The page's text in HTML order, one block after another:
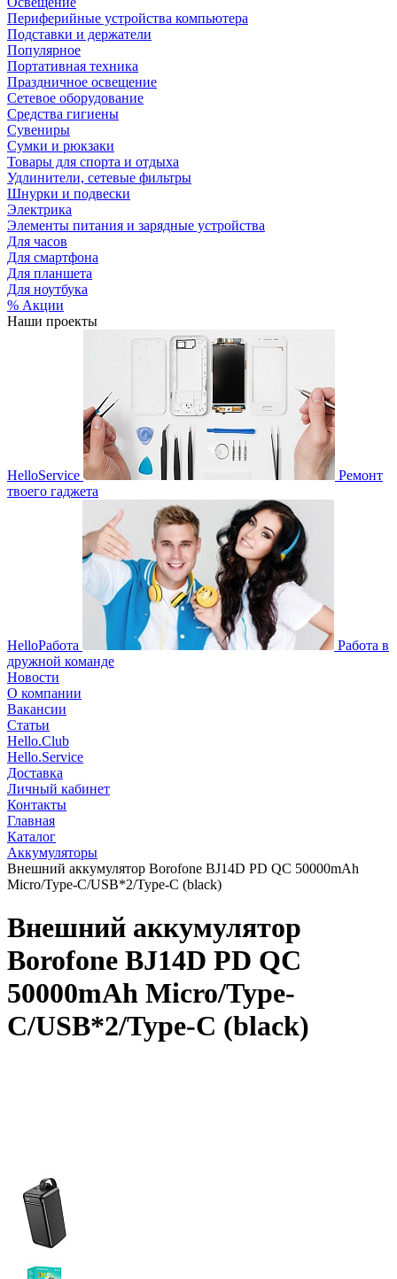
Периферийные устройства компьютера
Подставки и держатели
Популярное
Портативная техника
Праздничное освещение
Сетевое оборудование
Средства гигиены
Сувениры
Сумки и рюкзаки
Товары для спорта и отдыха
Удлинители, сетевые фильтры
Шнурки и подвески
Электрика
Элементы питания и зарядные устройства
Для часов
Для смартфона
Для планшета
Для ноутбука
% Акции
Наши проекты
HelloService
Ремонт
твоего гаджета
HelloРабота
Работа в
дружной команде
Новости
О компании
Вакансии
Статьи
Hello.Club
Hello.Service
Доставка
Личный кабинет
Контакты
Главная
Каталог
Аккумуляторы
Внешний аккумулятор Borofone BJ14D PD QC 50000mAh
Micro/Type-C/USB*2/Type-C (black)
Внешний аккумулятор
Borofone BJ14D PD QC
50000mAh Micro/Type-
C/USB*2/Type-C (black)